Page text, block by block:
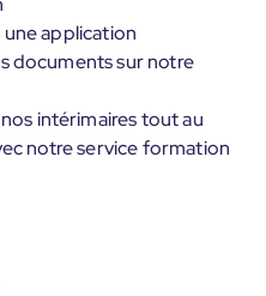
une application
documents sur notre
intérimaires tout au
notre service formation